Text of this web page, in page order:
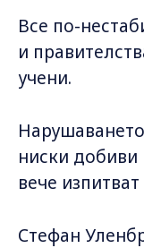
Все по-
и
учени.
ниски добиви
вече
Стефан